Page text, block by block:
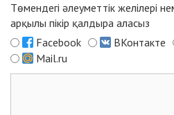
Төмендегі әлеуметтік желілері
арқылы пікір қалдыра аласыз
Facebook
ВКонтакте
Mail.ru